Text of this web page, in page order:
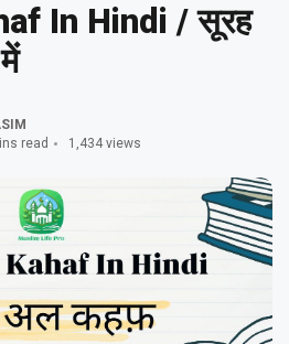
In Hindi / सूरह
read 1,434 views